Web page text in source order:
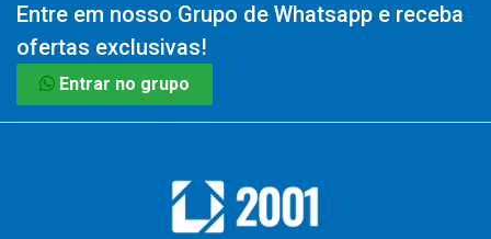
Entre em nosso Grupo de Whatsapp e receba
ofertas exclusivas!
Entrar no grupo